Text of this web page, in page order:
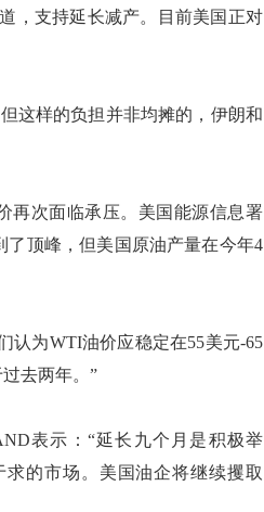
支持延长减产。目前美国正对
这样的负担并非均摊的，伊朗和
次面临承压。美国能源信息署
顶峰，但美国原油产量在今年4
为WTI油价应稳定在55美元-65
去两年。”
表示：“延长九个月是积极举
的市场。美国油企将继续攫取